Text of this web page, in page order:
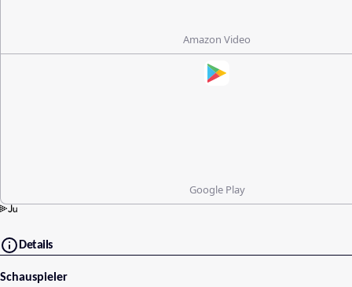
Amazon Video
Google Play
Details
Schauspieler